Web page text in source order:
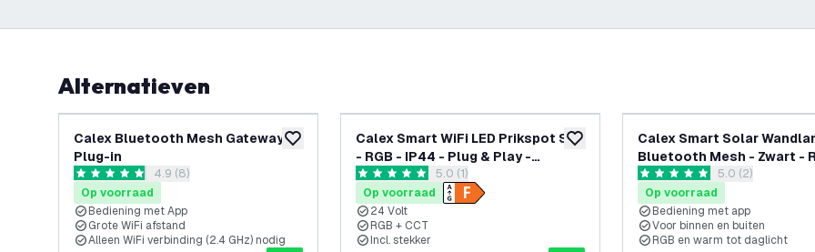
Alternatieven
toevoegen aan verlanglijst
Calex Bluetooth Mesh Gateway -
Plug-in
reviews drawer openen
4.9 score sterren4.9 (8)
Op voorraad
Bediening met App
Grote WiFi afstand
Alleen WiFi verbinding (2.4 GHz) nodig
toevoegen aan verlanglijst
Calex Smart WiFi LED Prikspot Set
- RGB - IP44 - Plug & Play -
Bluetooth Meshreviews drawer openen
5 score sterren5.0 (1)
Op voorraad
24 Volt
RGB + CCT
Incl. stekker
Calex Smart Solar
Bluetooth Mesh - Zwart -
reviews drawer
5 score sterren5.0 (2)
Op voorraad
Bediening met app
Voor binnen en buiten
RGB en warm tot daglicht